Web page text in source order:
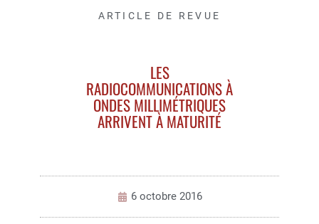
ARTICLE DE REVUE
LES
RADIOCOMMUNICATIONS À
ONDES MILLIMÉTRIQUES
ARRIVENT À MATURITÉ
6 octobre 2016